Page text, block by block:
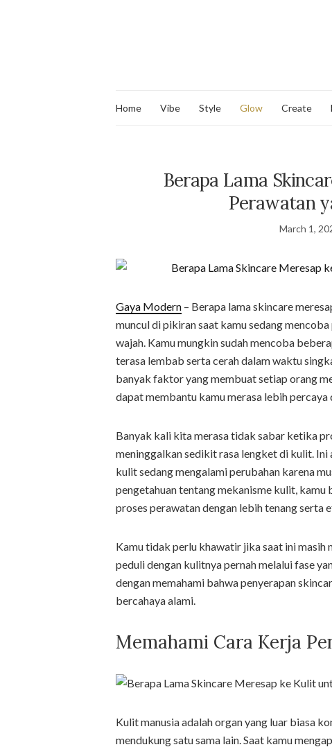
Home Vibe Style Glow Create
Berapa Lama
Perawatan
March 1,
Gaya Modern – Berapa lama skincare
muncul di pikiran saat kamu sedang
wajah. Kamu mungkin sudah mencoba
terasa lembab serta cerah dalam waktu
banyak faktor yang membuat setiap orang
dapat membantu kamu merasa lebih
Banyak kali kita merasa tidak sabar ketika
meninggalkan sedikit rasa lengket di kulit.
kulit sedang mengalami perubahan karena
pengetahuan tentang mekanisme kulit,
proses perawatan dengan lebih tenang serta
Kamu tidak perlu khawatir jika saat ini masih
peduli dengan kulitnya pernah melalui fase
dengan memahami bahwa penyerapan
bercahaya alami.
Memahami Cara Kerja
Kulit manusia adalah organ yang luar biasa
mendukung satu sama lain. Saat kamu